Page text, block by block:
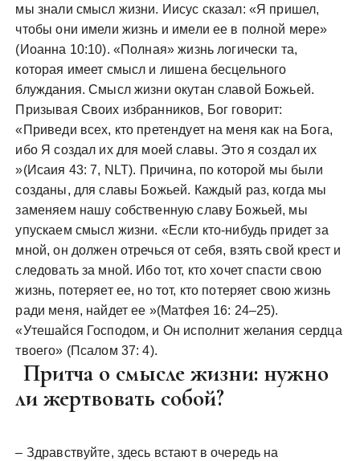
мы знали смысл жизни. Иисус сказал: «Я пришел,
чтобы они имели жизнь и имели ее в полной мере»
(Иоанна 10:10). «Полная» жизнь логически та,
которая имеет смысл и лишена бесцельного
блуждания. Смысл жизни окутан славой Божьей.
Призывая Своих избранников, Бог говорит:
«Приведи всех, кто претендует на меня как на Бога,
ибо Я создал их для моей славы. Это я создал их
»(Исаия 43: 7, NLT). Причина, по которой мы были
созданы, для славы Божьей. Каждый раз, когда мы
заменяем нашу собственную славу Божьей, мы
упускаем смысл жизни. «Если кто-нибудь придет за
мной, он должен отречься от себя, взять свой крест и
следовать за мной. Ибо тот, кто хочет спасти свою
жизнь, потеряет ее, но тот, кто потеряет свою жизнь
ради меня, найдет ее »(Матфея 16: 24–25).
«Утешайся Господом, и Он исполнит желания сердца
твоего» (Псалом 37: 4).
Притча о смысле жизни: нужно
ли жертвовать собой?
– Здравствуйте, здесь встают в очередь на